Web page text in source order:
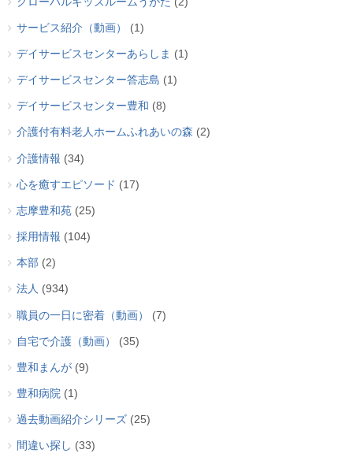
サービス紹介（動画） (1)
デイサービスセンターあらしま (1)
デイサービスセンター答志島 (1)
デイサービスセンター豊和 (8)
介護付有料老人ホームふれあいの森 (2)
介護情報 (34)
心を癒すエピソード (17)
志摩豊和苑 (25)
採用情報 (104)
本部 (2)
法人 (934)
職員の一日に密着（動画） (7)
自宅で介護（動画） (35)
豊和まんが (9)
豊和病院 (1)
過去動画紹介シリーズ (25)
間違い探し (33)